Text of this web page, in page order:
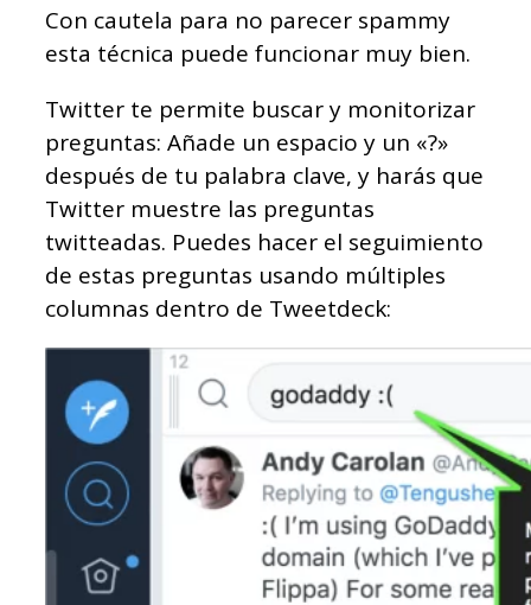
Con cautela para no parecer spammy
esta técnica puede funcionar muy bien.
Twitter te permite buscar y monitorizar
preguntas: Añade un espacio y un «?»
después de tu palabra clave, y harás que
Twitter muestre las preguntas
twitteadas. Puedes hacer el seguimiento
de estas preguntas usando múltiples
columnas dentro de Tweetdeck: